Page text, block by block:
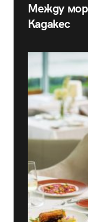
Между
Кадакес